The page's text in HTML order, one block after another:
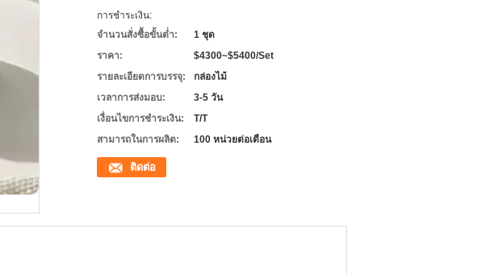
การชำระเงิน:
จำนวนสั่งซื้อขั้นต่ำ:
1 ชุด
ราคา:
$4300~$5400/Set
รายละเอียดการบรรจุ:
กล่องไม้
เวลาการส่งมอบ:
3-5 วัน
เงื่อนไขการชำระเงิน:
T/T
สามารถในการผลิต:
100 หน่วยต่อเดือน
ติดต่อ